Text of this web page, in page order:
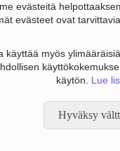
evästeitä
evästeet ovat
käyttää myös
käytön. Lue
Hyväksy
€ ja tulos -10 000
kiinteistöosakeyhtiö
Taloustiedot